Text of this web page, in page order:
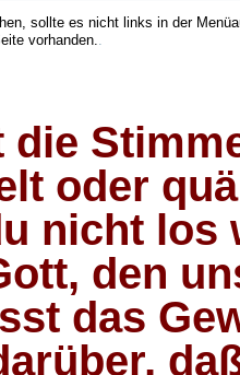
sollte es nicht links in der
vorhanden.
die
oder
nicht los
den
das